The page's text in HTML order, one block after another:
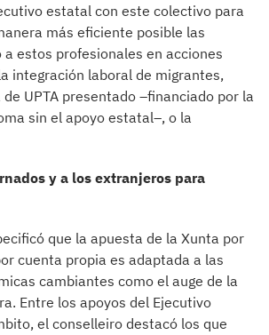
estatal con este colectivo para
más eficiente posible las
a estos profesionales en acciones
integración laboral de migrantes,
UPTA presentado –financiado por la
sin el apoyo estatal–, o la
y a los extranjeros para
que la apuesta de la Xunta por
cuenta propia es adaptada a las
cambiantes como el auge de la
Entre los apoyos del Ejecutivo
el conselleiro destacó los que